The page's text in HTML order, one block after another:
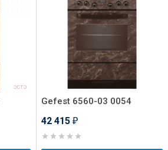
Gefest 6560-03 0054
42 415 ₽